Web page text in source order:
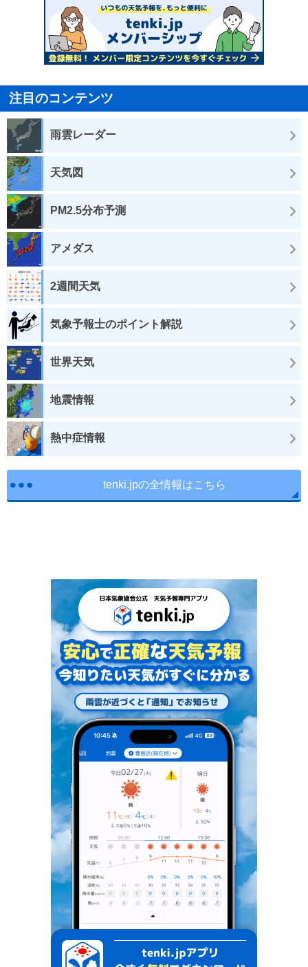
注目のコンテンツ
雨雲レーダー
天気図
PM2.5分布予測
アメダス
2週間天気
気象予報士のポイント解説
世界天気
地震情報
熱中症情報
tenki.jpの全情報はこちら